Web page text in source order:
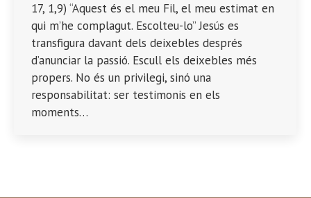
17, 1,9) “Aquest és el meu Fil, el meu estimat en
qui m’he complagut. Escolteu-lo” Jesús es
transfigura davant dels deixebles després
d’anunciar la passió. Escull els deixebles més
propers. No és un privilegi, sinó una
responsabilitat: ser testimonis en els
moments…